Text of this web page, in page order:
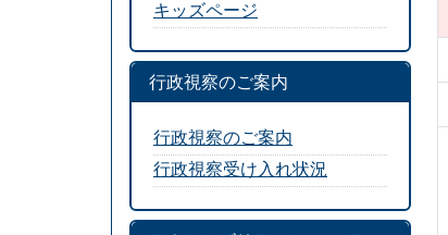
キッズページ
行政視察のご案内
行政視察のご案内
行政視察受け入れ状況